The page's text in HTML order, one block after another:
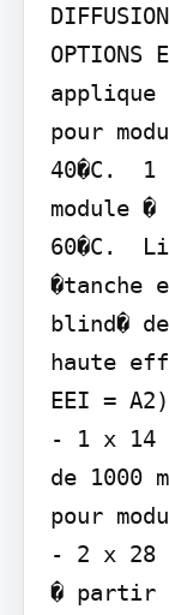
DIFFUSION
applique
pour
40�C.  1
module
60�C.
�tanche
blind�
haute
EEI =
- 1 x 14
de 1000
pour
- 2 x 28
� partir